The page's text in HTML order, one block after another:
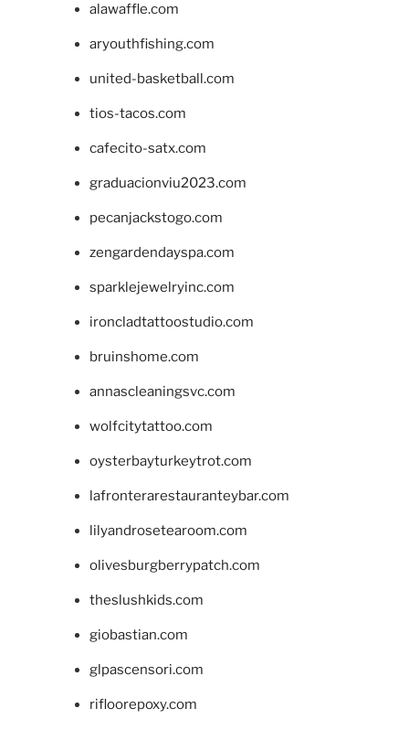
alawaffle.com
aryouthfishing.com
united-basketball.com
tios-tacos.com
cafecito-satx.com
graduacionviu2023.com
pecanjackstogo.com
zengardendayspa.com
sparklejewelryinc.com
ironcladtattoostudio.com
bruinshome.com
annascleaningsvc.com
wolfcitytattoo.com
oysterbayturkeytrot.com
lafronterarestauranteybar.com
lilyandrosetearoom.com
olivesburgberrypatch.com
theslushkids.com
giobastian.com
glpascensori.com
rifloorepoxy.com